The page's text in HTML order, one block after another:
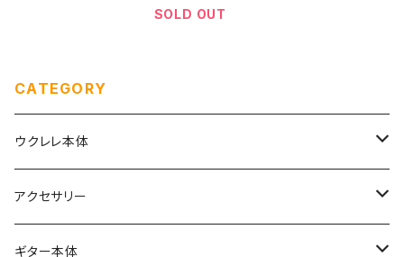
SOLD OUT
CATEGORY
ウクレレ本体
ソプラノ
初めてのソプラノ（１〜６万円まで）
ソプラノロングネック
アクセサリー
弦
ギター本体